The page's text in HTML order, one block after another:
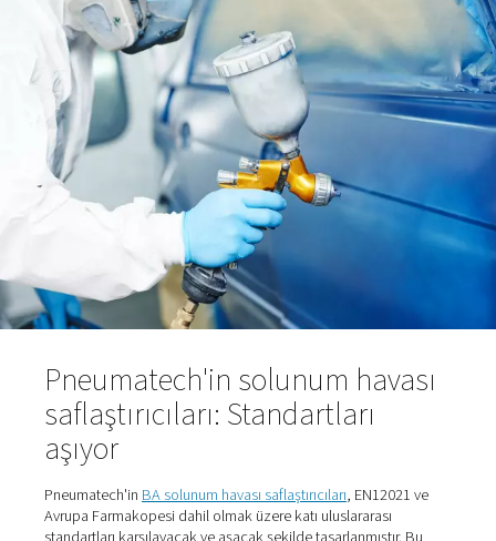
ve yağ kalıntıları gibi kirleticilerin yedi kat artmasına
Solunabilir hava sağlama gibi hava kalitesinin kritik
uygulamalarda, bu yüksek kirletici seviyeleri önemli
oluşturur. Bu nedenle, basınçlı havanın zararlı yabancı
gidermek için işlenmesi, maskeler veya başlıklar
gönderildiğinde temiz ve kuru olmasını sağlamak için
önemlidir.